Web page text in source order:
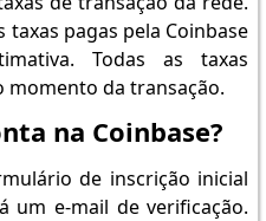
taxas pagas pela Coinbase
Todas as taxas
momento da transação.
na Coinbase?
de inscrição inicial
um e-mail de verificação.